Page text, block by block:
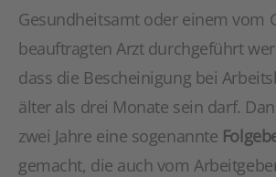
Gesundheitsamt oder einem vom
beauftragten Arzt durchgeführt
dass die Bescheinigung bei
älter als drei Monate sein darf.
zwei Jahre eine sogenannte
gemacht, die auch vom